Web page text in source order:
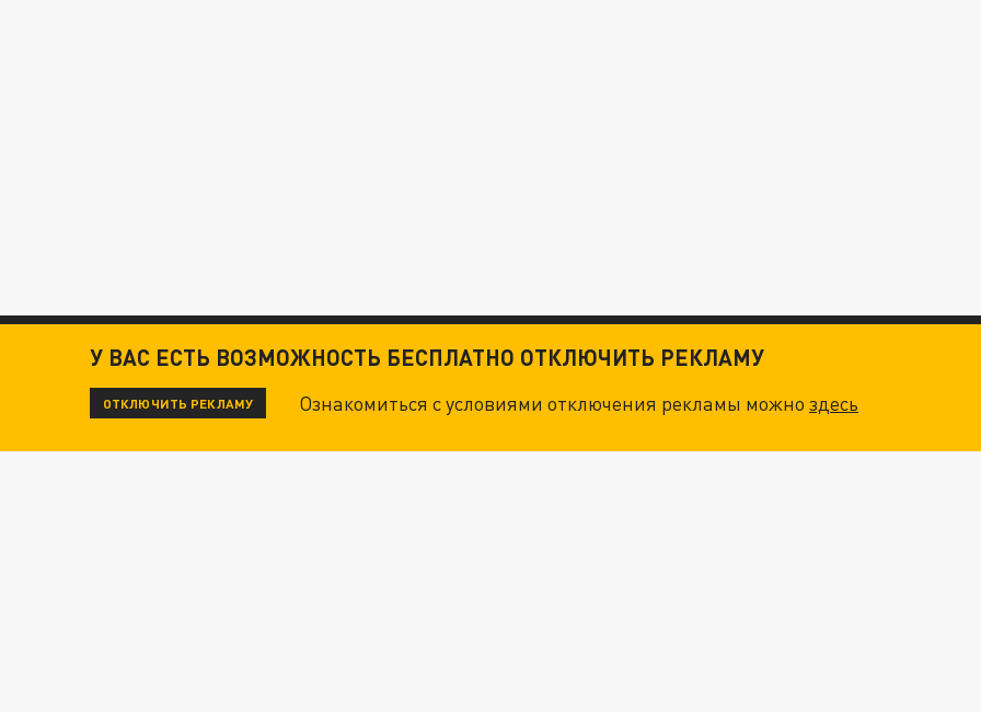
У ВАС ЕСТЬ ВОЗМОЖНОСТЬ БЕСПЛАТНО ОТКЛЮЧИТЬ РЕКЛАМУ
ОТКЛЮЧИТЬ РЕКЛАМУ Ознакомиться с условиями отключения рекламы можноздесь